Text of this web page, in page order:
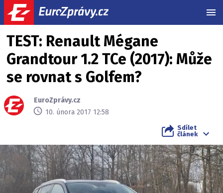
TEST: Renault Mégane
Grandtour 1.2 TCe (2017): Může
se rovnat s Golfem?
EuroZprávy.cz
10. února 2017 12:58
Sdílet
článek